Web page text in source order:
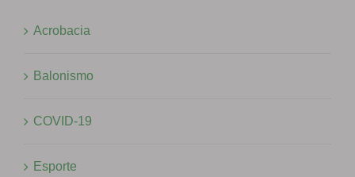
Acrobacia
Balonismo
COVID-19
Esporte